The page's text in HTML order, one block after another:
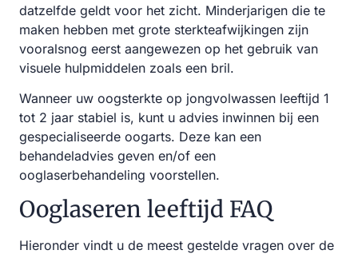
datzelfde geldt voor het zicht. Minderjarigen die te
maken hebben met grote sterkteafwijkingen zijn
vooralsnog eerst aangewezen op het gebruik van
visuele hulpmiddelen zoals een bril.
Wanneer uw oogsterkte op jongvolwassen leeftijd 1
tot 2 jaar stabiel is, kunt u advies inwinnen bij een
gespecialiseerde oogarts. Deze kan een
behandeladvies geven en/of een
ooglaserbehandeling voorstellen.
Ooglaseren leeftijd FAQ
Hieronder vindt u de meest gestelde vragen over de